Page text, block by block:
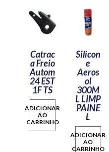
Catrac
a Freio
Autom
24 EST
1F TS
ADICIONAR
AO
CARRINHO
Silicon
e
Aeros
ol
300M
L LIMP
PAINE
L
ADICIONAR
AO
CARRINHO